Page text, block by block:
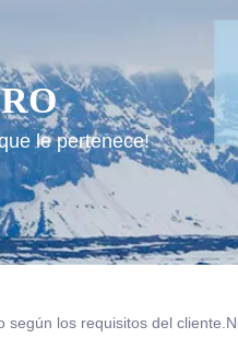
le pertenece!
los requisitos del